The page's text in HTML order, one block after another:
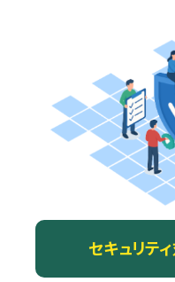
セキュリテ